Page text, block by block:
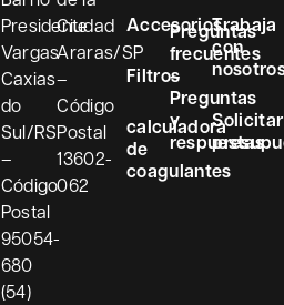
Presidente
Vargas
Caxias
do
Sul/RS
–
Código
Postal
95054-
680
(54)
Ciudad
Araras/SP
–
Código
Postal
13602-
062
Accesorios
Filtros
calculadora
de
coagulantes
Preguntas
frecuentes
–
Preguntas
y
respuestas
Trabaja
con
Solicitar